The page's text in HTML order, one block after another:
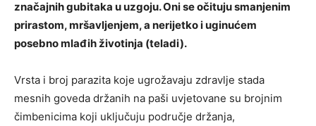
značajnih gubitaka u uzgoju. Oni se očituju smanjenim
prirastom, mršavljenjem, a nerijetko i uginućem
posebno mlađih životinja (teladi).
Vrsta i broj parazita koje ugrožavaju zdravlje stada
mesnih goveda držanih na paši uvjetovane su brojnim
čimbenicima koji uključuju područje držanja,